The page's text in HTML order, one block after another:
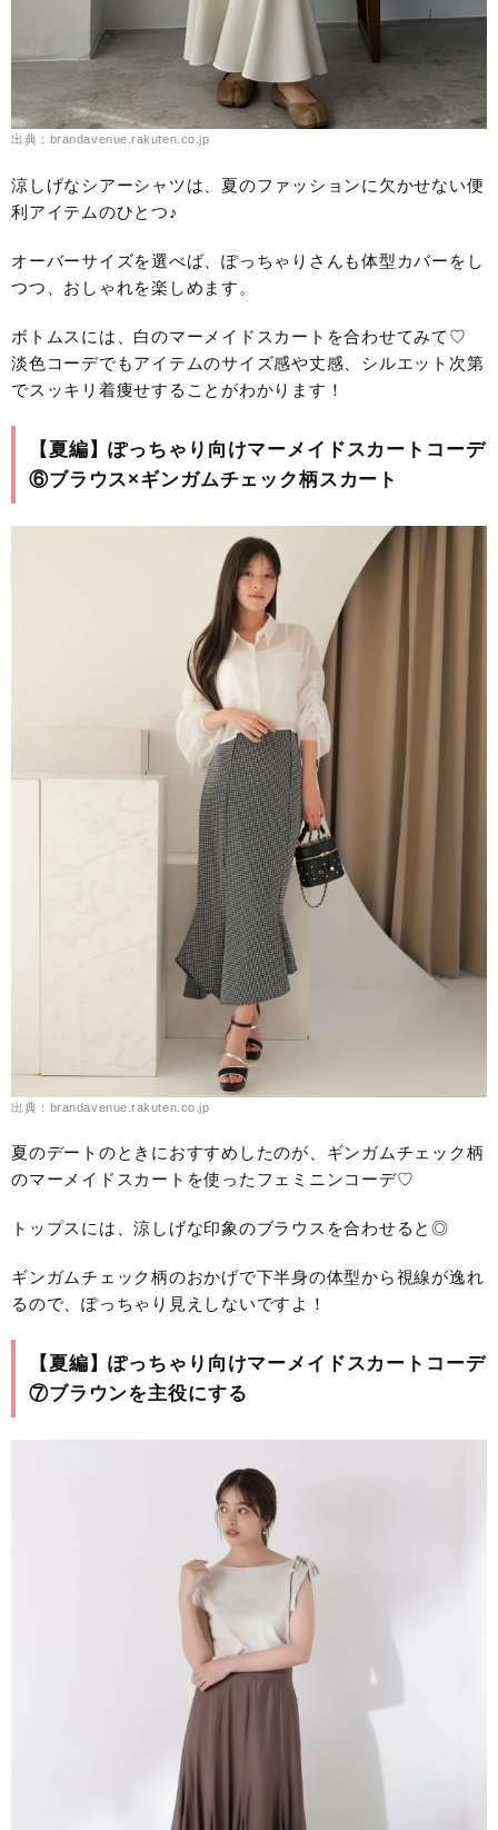
出典：brandavenue.rakuten.co.jp
涼しげなシアーシャツは、夏のファッションに欠かせない便
利アイテムのひとつ♪
オーバーサイズを選べば、ぽっちゃりさんも体型カバーをし
つつ、おしゃれを楽しめます。
ボトムスには、白のマーメイドスカートを合わせてみて♡
淡色コーデでもアイテムのサイズ感や丈感、シルエット次第
でスッキリ着痩せすることがわかります！
【夏編】ぽっちゃり向けマーメイドスカートコーデ
⑥ブラウス×ギンガムチェック柄スカート
出典：brandavenue.rakuten.co.jp
夏のデートのときにおすすめしたのが、ギンガムチェック柄
のマーメイドスカートを使ったフェミニンコーデ♡
トップスには、涼しげな印象のブラウスを合わせると◎
ギンガムチェック柄のおかげで下半身の体型から視線が逸れ
るので、ぽっちゃり見えしないですよ！
【夏編】ぽっちゃり向けマーメイドスカートコーデ
⑦ブラウンを主役にする